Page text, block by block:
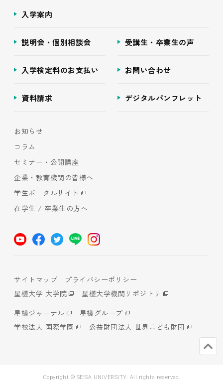
入学案内
説明会・個別相談会 受講生・卒業生の声
入学検定料のお支払い お問い合わせ
資料請求 デジタルパンフレット
お知らせ
コラム
セミナー・公開講座
企業・教育機関の皆様へ
学生ポータルサイト
在学生 / 卒業生の方へ
サイトマップ
プライバシーポリシー
星槎大学 大学院
星槎大学機関リポジトリ
星槎ジャーナル
星槎グループ
学校法人 国際学園
公益財団法人 世界こども財団
Copyright © SEISA UNIVERSITY. All rights reserved.